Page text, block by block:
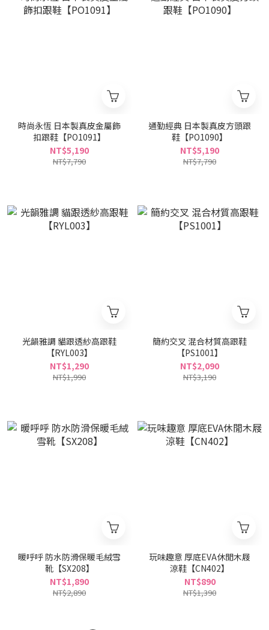
時尚永恆 日本製真皮金屬飾
扣跟鞋【PO1091】
NT$5,190
NT$7,790
通勤經典 日本製真皮方頭跟
鞋【PO1090】
NT$5,190
NT$7,790
光韻雅調 貓跟透紗高跟鞋
【RYL003】
NT$1,290
NT$1,990
簡約交叉 混合材質高跟鞋
【PS1001】
NT$2,090
NT$3,190
暖呼呼 防水防滑保暖毛絨雪
靴【SX208】
NT$1,890
NT$2,890
玩味趣意 厚底EVA休閒木屐
涼鞋【CN402】
NT$890
NT$1,390